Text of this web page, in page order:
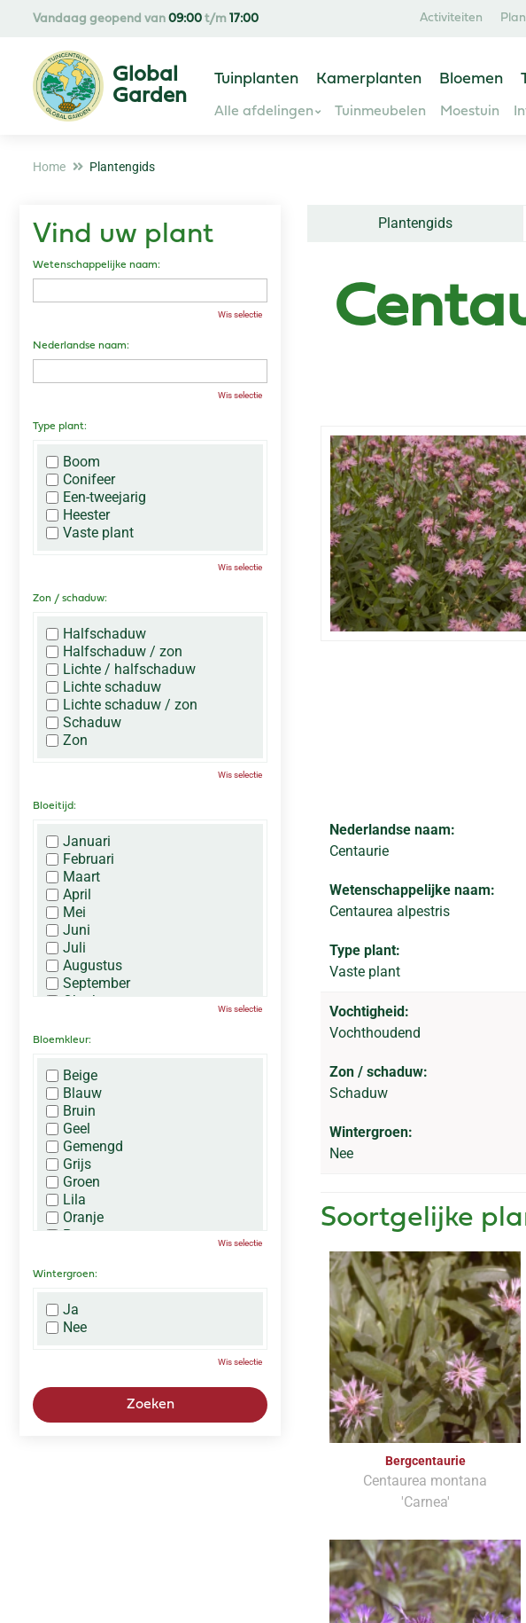
Home Plantengids
Vandaag geopend van 09:00 t/m 17:00 Activiteiten
Tuinplanten Kamerplanten Bloemen
Alle afdelingen Tuinmeubelen Moestuin
Plantengids
Nederlandse naam:
Centaurie
Wetenschappelijke naam:
Centaurea alpestris
Type plant:
Vaste plant
Vochtigheid:
Vochthoudend
Zon / schaduw:
Schaduw
Wintergroen:
Nee
Soortgelijke
Bergcentaurie
Centaurea montana
'Carnea'
Vind uw plant
Wetenschappelijke naam:
Wis selectie
Nederlandse naam:
Wis selectie
Type plant:
Boom
Conifeer
Een-tweejarig
Heester
Vaste plant
Wis selectie
Zon / schaduw:
Halfschaduw
Halfschaduw / zon
Lichte / halfschaduw
Lichte schaduw
Lichte schaduw / zon
Schaduw
Zon
Wis selectie
Bloeitijd:
Januari
Februari
Maart
April
Mei
Juni
Juli
Augustus
September
Oktober
December
Wis selectie
Bloemkleur:
Beige
Blauw
Bruin
Geel
Gemengd
Grijs
Groen
Lila
Oranje
Paars
Roze
Zwart
Wis selectie
Wintergroen:
Ja
Nee
Wis selectie